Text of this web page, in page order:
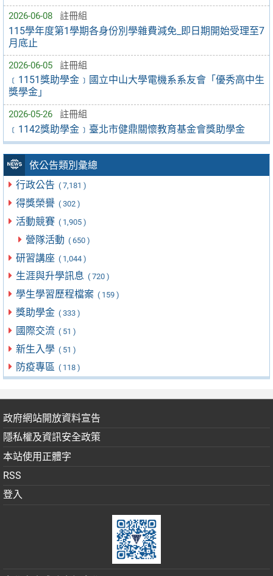
2026-06-08 註冊組
115學年度第1學期各身份別學雜費減免_即日期開始受理至7
月底止
2026-06-05 註冊組
﹝1151獎助學金﹞國立中山大學電機系系友會「優秀高中生
獎學金」
2026-05-26 註冊組
﹝1142獎助學金﹞臺北市健鼎關懷教育基金會獎助學金
依公告類別彙總
行政公告 ( 7,181 )
得獎榮譽 ( 302 )
活動競賽 ( 1,905 )
營隊活動 ( 650 )
研習講座 ( 1,044 )
生涯與升學訊息 ( 720 )
學生學習歷程檔案 ( 159 )
獎助學金 ( 333 )
國際交流 ( 51 )
新生入學 ( 51 )
防疫專區 ( 118 )
政府網站開放資料宣告
隱私權及資訊安全政策
本站使用正體字
RSS
登入